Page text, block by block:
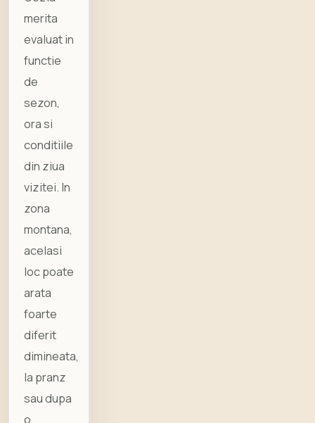
merita
evaluat in
functie
de
sezon,
ora si
conditiile
din ziua
vizitei. In
zona
montana,
acelasi
loc poate
arata
foarte
diferit
dimineata,
la pranz
sau dupa
o